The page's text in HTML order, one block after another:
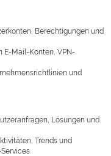
Berechtigungen und
E-Mail-Konten, VPN-
und
Lösungen und
Trends und